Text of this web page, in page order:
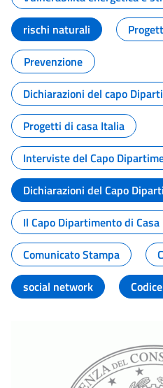
rischi naturali
Prevenzione
Dichiarazioni del capo
Progetti di casa Italia
Interviste del Capo
Dichiarazioni del Capo
Il Capo Dipartimento di
Comunicato Stampa
social network